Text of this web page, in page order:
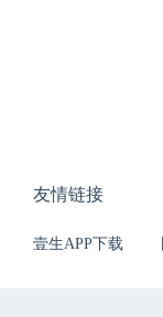
友情链接
壹生APP下载